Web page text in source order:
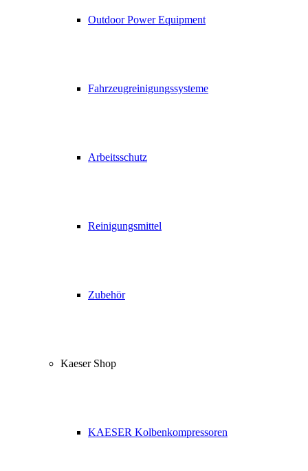
Outdoor Power Equipment
Fahrzeugreinigungssysteme
Arbeitsschutz
Reinigungsmittel
Zubehör
Kaeser Shop
KAESER Kolbenkompressoren